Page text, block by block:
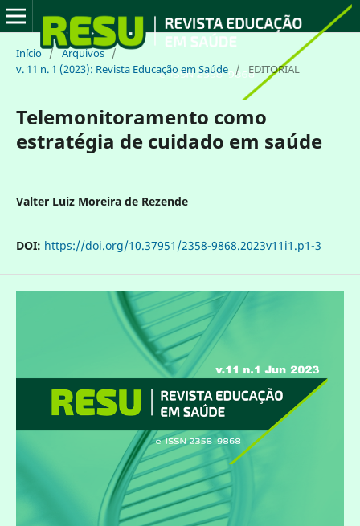
Início / Arquivos /
v. 11 n. 1 (2023): Revista Educação em Saúde / EDITORIAL
Telemonitoramento como
estratégia de cuidado em saúde
Valter Luiz Moreira de Rezende
DOI: https://doi.org/10.37951/2358-9868.2023v11i1.p1-3